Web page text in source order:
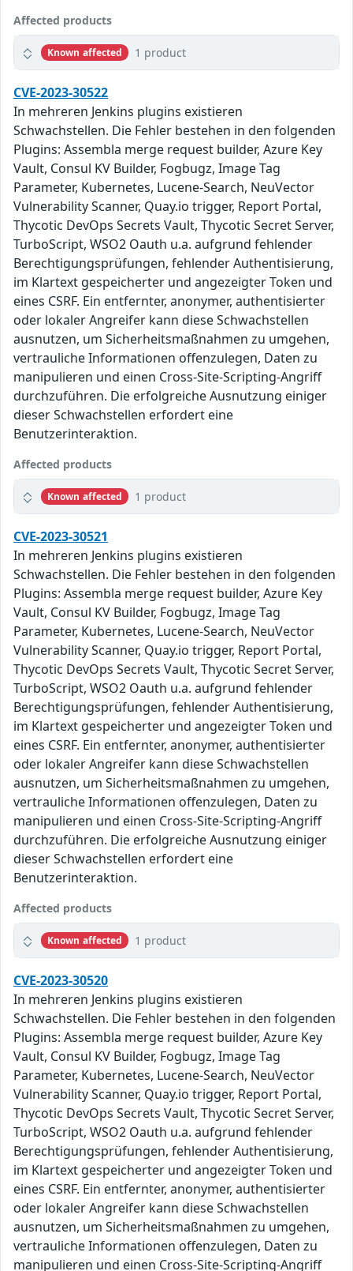
Affected products
Known affected 1 product
CVE-2023-30522
In mehreren Jenkins plugins existieren
Schwachstellen. Die Fehler bestehen in den folgenden
Plugins: Assembla merge request builder, Azure Key
Vault, Consul KV Builder, Fogbugz, Image Tag
Parameter, Kubernetes, Lucene-Search, NeuVector
Vulnerability Scanner, Quay.io trigger, Report Portal,
Thycotic DevOps Secrets Vault, Thycotic Secret Server,
TurboScript, WSO2 Oauth u.a. aufgrund fehlender
Berechtigungsprüfungen, fehlender Authentisierung,
im Klartext gespeicherter und angezeigter Token und
eines CSRF. Ein entfernter, anonymer, authentisierter
oder lokaler Angreifer kann diese Schwachstellen
ausnutzen, um Sicherheitsmaßnahmen zu umgehen,
vertrauliche Informationen offenzulegen, Daten zu
manipulieren und einen Cross-Site-Scripting-Angriff
durchzuführen. Die erfolgreiche Ausnutzung einiger
dieser Schwachstellen erfordert eine
Benutzerinteraktion.
Affected products
Known affected 1 product
CVE-2023-30521
In mehreren Jenkins plugins existieren
Schwachstellen. Die Fehler bestehen in den folgenden
Plugins: Assembla merge request builder, Azure Key
Vault, Consul KV Builder, Fogbugz, Image Tag
Parameter, Kubernetes, Lucene-Search, NeuVector
Vulnerability Scanner, Quay.io trigger, Report Portal,
Thycotic DevOps Secrets Vault, Thycotic Secret Server,
TurboScript, WSO2 Oauth u.a. aufgrund fehlender
Berechtigungsprüfungen, fehlender Authentisierung,
im Klartext gespeicherter und angezeigter Token und
eines CSRF. Ein entfernter, anonymer, authentisierter
oder lokaler Angreifer kann diese Schwachstellen
ausnutzen, um Sicherheitsmaßnahmen zu umgehen,
vertrauliche Informationen offenzulegen, Daten zu
manipulieren und einen Cross-Site-Scripting-Angriff
durchzuführen. Die erfolgreiche Ausnutzung einiger
dieser Schwachstellen erfordert eine
Benutzerinteraktion.
Affected products
Known affected 1 product
CVE-2023-30520
In mehreren Jenkins plugins existieren
Schwachstellen. Die Fehler bestehen in den folgenden
Plugins: Assembla merge request builder, Azure Key
Vault, Consul KV Builder, Fogbugz, Image Tag
Parameter, Kubernetes, Lucene-Search, NeuVector
Vulnerability Scanner, Quay.io trigger, Report Portal,
Thycotic DevOps Secrets Vault, Thycotic Secret Server,
TurboScript, WSO2 Oauth u.a. aufgrund fehlender
Berechtigungsprüfungen, fehlender Authentisierung,
im Klartext gespeicherter und angezeigter Token und
eines CSRF. Ein entfernter, anonymer, authentisierter
oder lokaler Angreifer kann diese Schwachstellen
ausnutzen, um Sicherheitsmaßnahmen zu umgehen,
vertrauliche Informationen offenzulegen, Daten zu
manipulieren und einen Cross-Site-Scripting-Angriff